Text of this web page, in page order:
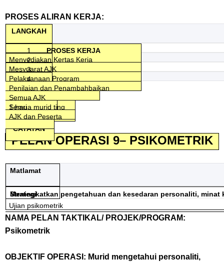
PROSES ALIRAN KERJA:
LANGKAH
PROSES KERJA
TANGGUNGJAWAB
KPI
SASARAN
CATATAN*
1
Menyediakan Kertas Kerja
Penyelaras
1 hari
Penyelaras
2
Mesyuarat AJK
Pengetua
PK HEM
AJK
1 hari
Semua AJK
3
Pelaksanaan Program
Semua AJK Pelaksana
2 jam untuk
setiap
Semua murid ting
5
4
Penilaian dan Penambahbaikan
Semua AJK
1 hari
AJK dan Peserta
PELAN OPERASI 9– PSIKOMETRIK
Matlamat
Meningkatkan pengetahuan dan kesedaran personaliti, minat
Strategi
Ujian psikometrik
NAMA PELAN TAKTIKAL/ PROJEK/PROGRAM:
Psikometrik
OBJEKTIF OPERASI: Murid mengetahui personaliti,